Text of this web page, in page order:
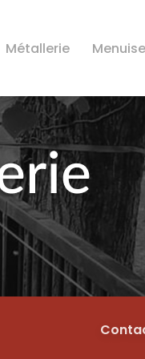
Métallerie